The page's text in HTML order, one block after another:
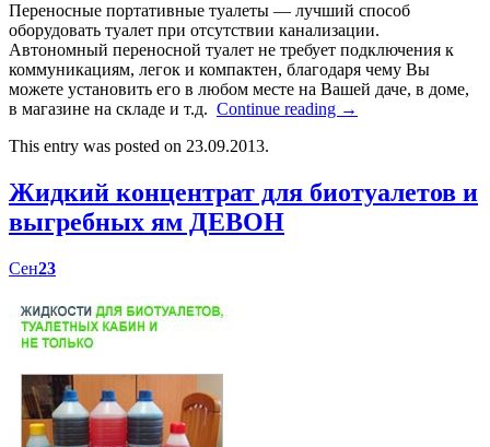
Переносные портативные туалеты — лучший способ
оборудовать туалет при отсутствии канализации.
Автономный переносной туалет не требует подключения к
коммуникациям, легок и компактен, благодаря чему Вы
можете установить его в любом месте на Вашей даче, в доме,
в магазине на складе и т.д. Continue reading →
This entry was posted on 23.09.2013.
Жидкий концентрат для биотуалетов и
выгребных ям ДЕВОН
Сен23